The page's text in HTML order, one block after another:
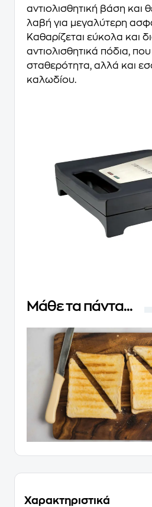
αντιολισθητική βάση και
λαβή για μεγαλύτερη
Καθαρίζεται εύκολα και
αντιολισθητικά πόδια,
σταθερότητα, αλλά και
καλωδίου.
Μάθε τα πάντα...
Χαρακτηριστικά